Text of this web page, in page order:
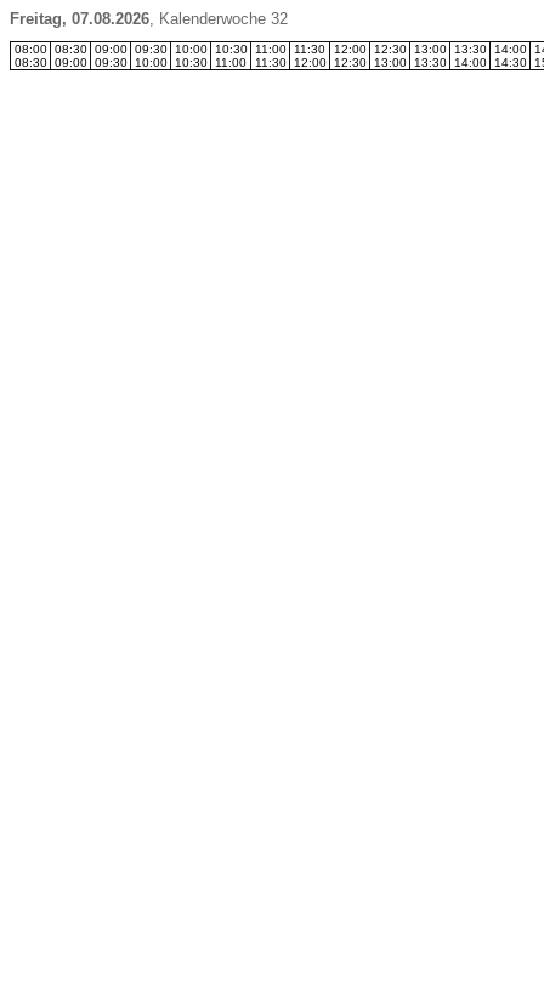
Freitag, 07.08.2026, Kalenderwoche 32
08:00
08:30
08:30
09:00
09:00
09:30
09:30
10:00
10:00
10:30
10:30
11:00
11:00
11:30
11:30
12:00
12:00
12:30
12:30
13:00
13:00
13:30
13:30
14:00
14:00
14:30